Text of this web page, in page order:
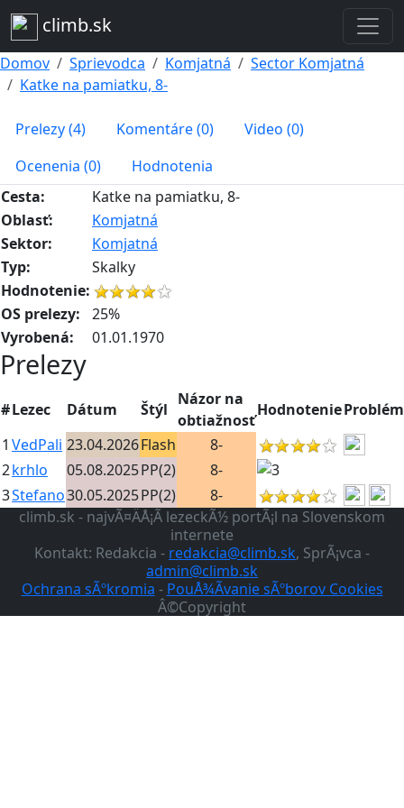
climb.sk
Domov Sprievodca Komjatná
Sector Komjatná
Katke na pamiatku, 8-
Prelezy (4) Komentáre (0)
Video (0)
Ocenenia (0)
Hodnotenia
Cesta:
Katke na pamiatku, 8-
Oblasť:
Komjatná
Sektor:
Komjatná
Typ:
Skalky
Hodnotenie:
OS prelezy:
25%
Vyrobená:
01.01.1970
Prelezy
#Lezec Dátum Štýl
Názor na
obtiažnosť
HodnotenieProblém
1 VedPali 23.04.2026Flash
8-
2krhlo 05.08.2025PP(2)
8-
3Stefano30.05.2025PP(2)
8-
climb.sk - najvÃ¤ÄÅ¡Ã­ lezeckÃ½ portÃ¡l na Slovenskom
internete
Kontakt: Redakcia - redakcia@climb.sk, SprÃ¡vca -
admin@climb.sk
Ochrana sÃºkromia - PouÅ¾Ã­vanie sÃºborov Cookies
Â©Copyright